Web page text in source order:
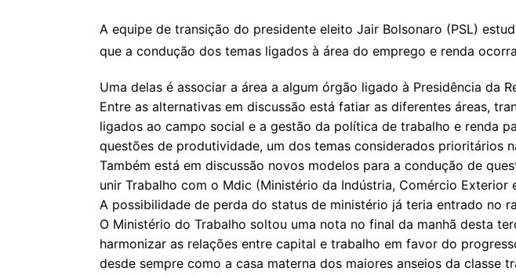
A equipe de transição do presidente eleito Jair Bolsonaro (PSL)
que a condução dos temas ligados à área do emprego e renda
Uma delas é associar a área a algum órgão ligado à Presidência da
Entre as alternativas em discussão está fatiar as diferentes áreas,
ligados ao campo social e a gestão da política de trabalho e renda
questões de produtividade, um dos temas considerados prioritários
Também está em discussão novos modelos para a condução de
unir Trabalho com o Mdic (Ministério da Indústria, Comércio Exterior
A possibilidade de perda do status de ministério já teria entrado no
O Ministério do Trabalho soltou uma nota no final da manhã desta
harmonizar as relações entre capital e trabalho em favor do
desde sempre como a casa materna dos maiores anseios da classe